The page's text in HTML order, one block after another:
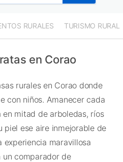
RURALES TURISMO RURAL
en Corao
rurales en Corao donde
con niños. Amanecer cada
mitad de arboledas, ríos
ese aire inmejorable de
experiencia maravillosa
comparador de